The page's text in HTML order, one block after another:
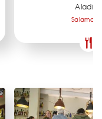
Aladino